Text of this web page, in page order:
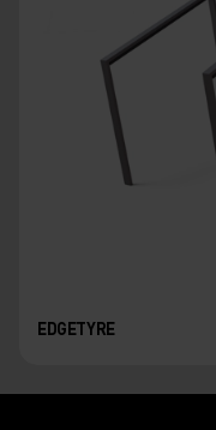
EDGETYRE